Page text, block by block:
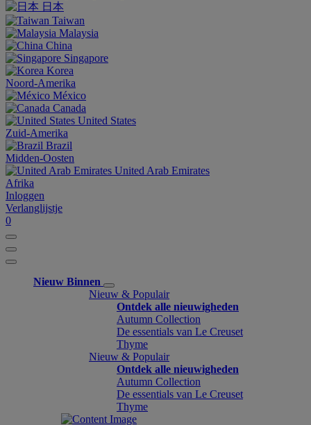
日本
Taiwan
Malaysia
China
Singapore
Korea
Noord-Amerika
México
Canada
United States
Zuid-Amerika
Brazil
Midden-Oosten
United Arab Emirates
Afrika
Inloggen
Verlanglijstje
0
Nieuw Binnen
Nieuw & Populair
Ontdek alle nieuwigheden
Autumn Collection
De essentials van Le Creuset
Thyme
Nieuw & Populair
Ontdek alle nieuwigheden
Autumn Collection
De essentials van Le Creuset
Thyme